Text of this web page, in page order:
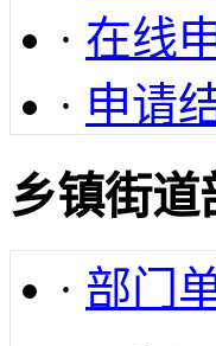
· 在线
· 申请
乡镇街道
· 部门